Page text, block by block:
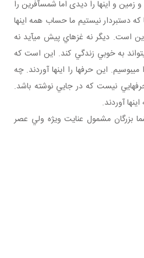
زمين و اينها را ديدی اما شمس آفرين را
دست بردار نيستيم ما حساب همه اينها
است. ديگر نه غزه اي پيش مي آيد نه
به خوبي زندگي کند. اين است که
بوسيم. اين حرف ها را اينها آوردند. چه
هايي نيست که در جايي نوشته باشد.
آوردند.
بزرگان مشمول عنايت ويژه ولي عصر